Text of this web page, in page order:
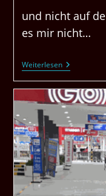
und nicht auf
es mir nicht…
WeiterlesenEichelartig
Und
In
Pattaya